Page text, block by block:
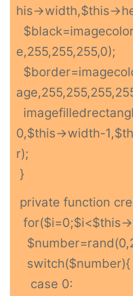
his->width,$this-
e,255,255,255,0);
0,$this->width-
r);
}
private function
for($i=0;$i<$this-
switch($number){
case 0: